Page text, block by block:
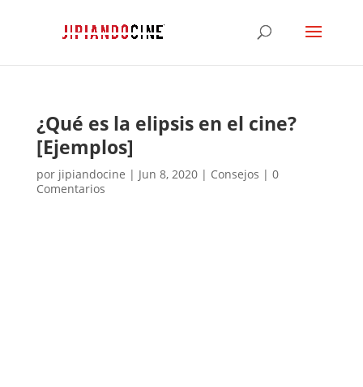
¿Qué es la elipsis en el cine?
[Ejemplos]
por jipiandocine | Jun 8, 2020| Consejos | 0
Comentarios